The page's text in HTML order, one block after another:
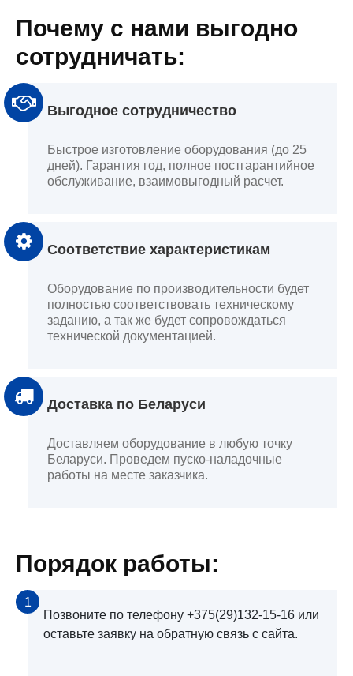
Почему с нами выгодно
сотрудничать:
Выгодное сотрудничество
Быстрое изготовление оборудования (до 25
дней). Гарантия год, полное постгарантийное
обслуживание, взаимовыгодный расчет.
Соответствие характеристикам
Оборудование по производительности будет
полностью соответствовать техническому
заданию, а так же будет сопровождаться
технической документацией.
Доставка по Беларуси
Доставляем оборудование в любую точку
Беларуси. Проведем пуско-наладочные
работы на месте заказчика.
Порядок работы:
1
Позвоните по телефону +375(29)132-15-16 или
оставьте заявку на обратную связь с сайта.